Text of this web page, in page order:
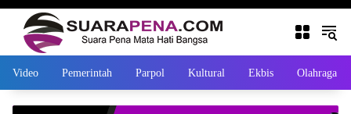
Video Pemerintah Parpol Kultural Ekbis Olahraga